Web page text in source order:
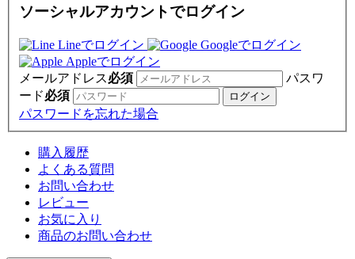
ソーシャルアカウントでログイン
Lineでログイン
Googleでログイン
Appleでログイン
メールアドレス必須
パスワ
ード必須
パスワードを忘れた場合
購入履歴
よくある質問
お問い合わせ
レビュー
お気に入り
商品のお問い合わせ